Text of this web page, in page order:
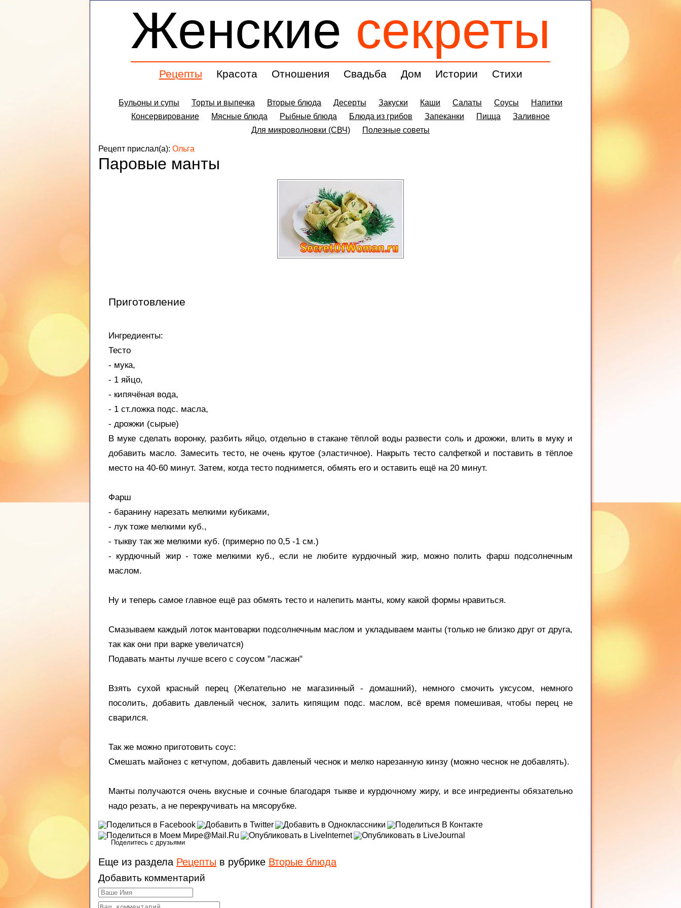
Женские секреты
Рецепты Красота Отношения Свадьба Дом Истории Стихи
Бульоны и супы Торты и выпечка Вторые блюда Десерты Закуски Каши Салаты Соусы
Напитки
Консервирование
Мясные блюда Рыбные блюда Блюда из грибов Запеканки Пицца
Заливное
Для микроволновки (СВЧ)
Полезные советы
Рецепт прислал(а): Ольга
Паровые манты
Приготовление
Ингредиенты:
Тесто
- мука,
- 1 яйцо,
- кипячёная вода,
- 1 ст.ложка подс. масла,
- дрожжи (сырые)
В муке сделать воронку, разбить яйцо, отдельно в стакане тёплой воды развести соль и дрожжи, влить в муку и
добавить масло. Замесить тесто, не очень крутое (эластичное). Накрыть тесто салфеткой и поставить в тёплое
место на 40-60 минут. Затем, когда тесто поднимется, обмять его и оставить ещё на 20 минут.
Фарш
- баранину нарезать мелкими кубиками,
- лук тоже мелкими куб.,
- тыкву так же мелкими куб. (примерно по 0,5 -1 см.)
- курдючный жир - тоже мелкими куб., если не любите курдючный жир, можно полить фарш подсолнечным
маслом.
Ну и теперь самое главное ещё раз обмять тесто и налепить манты, кому какой формы нравиться.
Смазываем каждый лоток мантоварки подсолнечным маслом и укладываем манты (только не близко друг от друга,
так как они при варке увеличатся)
Подавать манты лучше всего с соусом "ласжан"
Взять сухой красный перец (Желательно не магазинный - домашний), немного смочить уксусом, немного
посолить, добавить давленый чеснок, залить кипящим подс. маслом, всё время помешивая, чтобы перец не
сварился.
Так же можно приготовить соус:
Смешать майонез с кетчупом, добавить давленый чеснок и мелко нарезанную кинзу (можно чеснок не добавлять).
Манты получаются очень вкусные и сочные благодаря тыкве и курдючному жиру, и все ингредиенты обязательно
надо резать, а не перекручивать на мясорубке.
Поделитесь с друзьями
Еще из раздела Рецепты в рубрике Вторые блюда
Добавить комментарий